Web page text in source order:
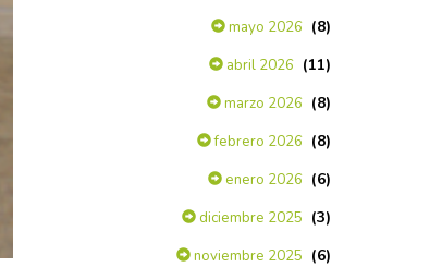
mayo 2026 (8)
abril 2026 (11)
marzo 2026 (8)
febrero 2026 (8)
enero 2026 (6)
diciembre 2025 (3)
noviembre 2025 (6)